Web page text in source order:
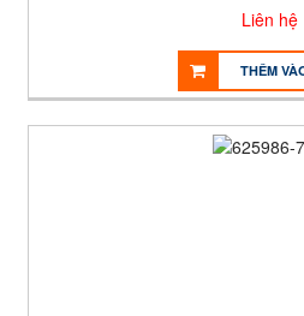
Liên hệ
THÊM